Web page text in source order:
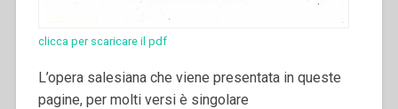
clicca per scaricare il pdf
L’opera salesiana che viene presentata in queste
pagine, per molti versi è singolare